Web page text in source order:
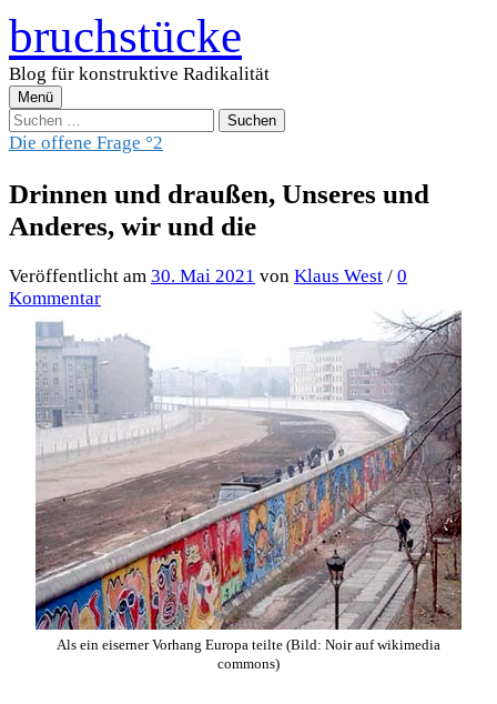
Zum
Inhalt
überspringen
bruchstücke
Blog für konstruktive Radikalität
Menü
Suchen
nach:
Die offene Frage °2
Drinnen und draußen, Unseres und
Anderes, wir und die
Veröffentlicht am 30. Mai 2021 von Klaus West / 0
Kommentar
Als ein eiserner Vorhang Europa teilte (Bild: Noir auf wikimedia
commons)